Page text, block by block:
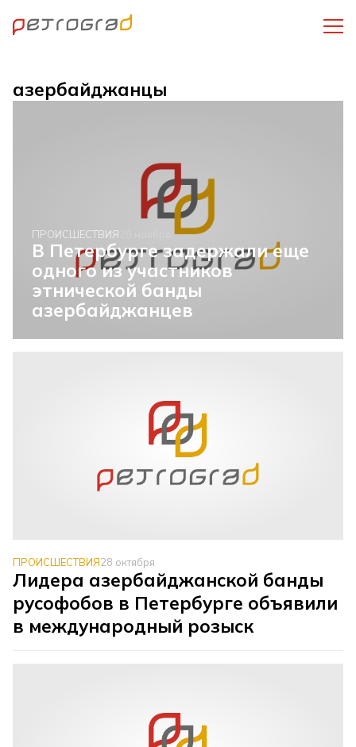
азербайджанцы
ПРОИСШЕСТВИЯ
В Петербурге задержали еще
одного из участников
этнической банды
азербайджанцев
ПРОИСШЕСТВИЯ28 октября
Лидера азербайджанской банды
русофобов в Петербурге объявили
в международный розыск